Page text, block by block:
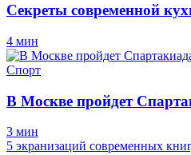
Секреты современной
4 мин
Спорт
В Москве пройдет
3 мин
5 экранизаций современных